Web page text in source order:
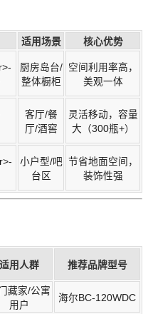
适用场景
核心优势
厨房岛台/
整体橱柜
空间利用率高，
美观一体
客厅/餐
厅/酒窖
灵活移动，容量
大（300瓶+）
小户型/吧
台区
节省地面空间，
装饰性强
适用人群 推荐品牌型号
藏家/公寓
用户
海尔BC-120WDC